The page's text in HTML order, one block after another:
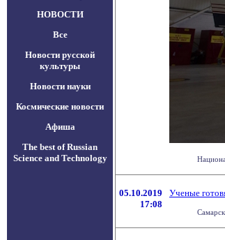
НОВОСТИ
Все
Новости русской
культуры
Новости науки
Космические новости
Афиша
The best of Russian
Science and Technology
05.10.2019
17:08
Ученые